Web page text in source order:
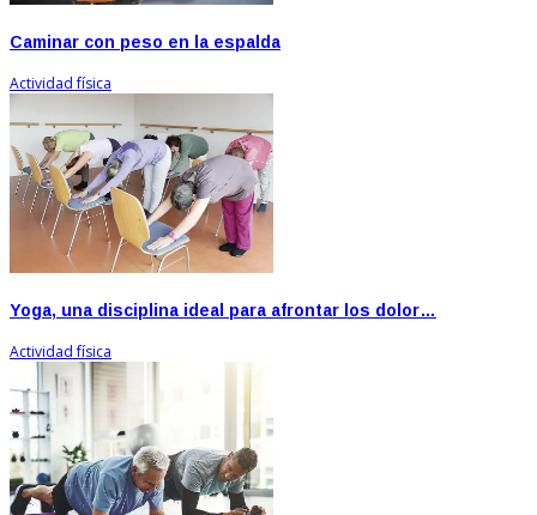
Caminar con peso en la espalda
Actividad física
Yoga, una disciplina ideal para afrontar los dolor…
Actividad física